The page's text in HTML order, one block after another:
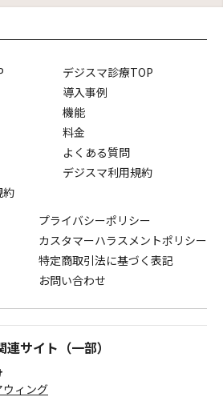
約
デジスマ診療TOP
導入事例
機能
料金
よくある質問
デジスマ利用規約
プライバシーポリシー
カスタマーハラスメントポリシー
特定商取引法に基づく表記
お問い合わせ
サイト（一部）
ィング